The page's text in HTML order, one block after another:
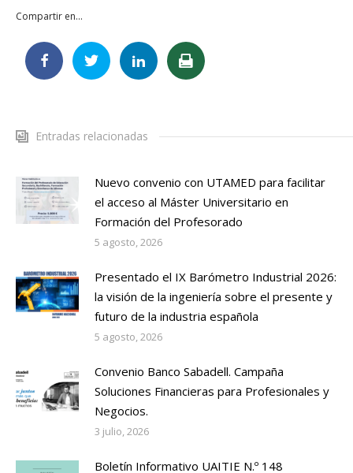
Compartir en...
Entradas relacionadas
Nuevo convenio con UTAMED para facilitar
el acceso al Máster Universitario en
Formación del Profesorado
5 agosto, 2026
Presentado el IX Barómetro Industrial 2026:
la visión de la ingeniería sobre el presente y
futuro de la industria española
5 agosto, 2026
Convenio Banco Sabadell. Campaña
Soluciones Financieras para Profesionales y
Negocios.
3 julio, 2026
Boletín Informativo UAITIE N.º 148